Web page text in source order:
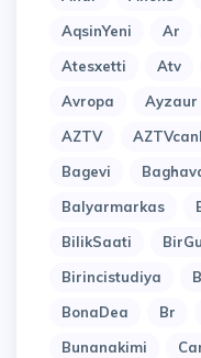
AqsinYeni
Ar
Atesxetti
Atv
Avropa
Ayzaur
AZTV
AZTVcanl
Bagevi
Balyarmarkas
BilikSaati
Birincistudiya
BonaDea
Br
Bunanakimi